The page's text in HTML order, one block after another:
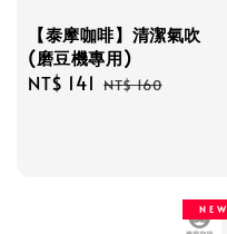
【泰摩咖啡】清潔氣吹
(磨豆機專用)
Sale
NT$ 141 Regular
NT$ 160
N E W